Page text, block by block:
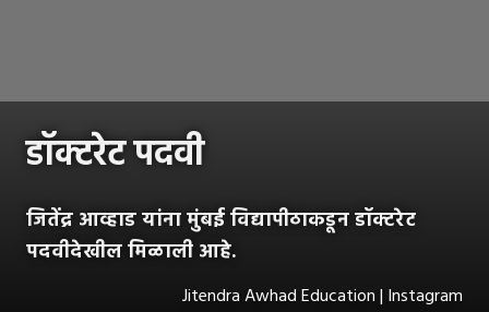
डॉक्टरेट पदवी
जितेंद्र आव्हाड यांना मुंबई विद्यापीठाकडून डॉक्टरेट
पदवीदेखील मिळाली आहे.
Jitendra Awhad Education | Instagram